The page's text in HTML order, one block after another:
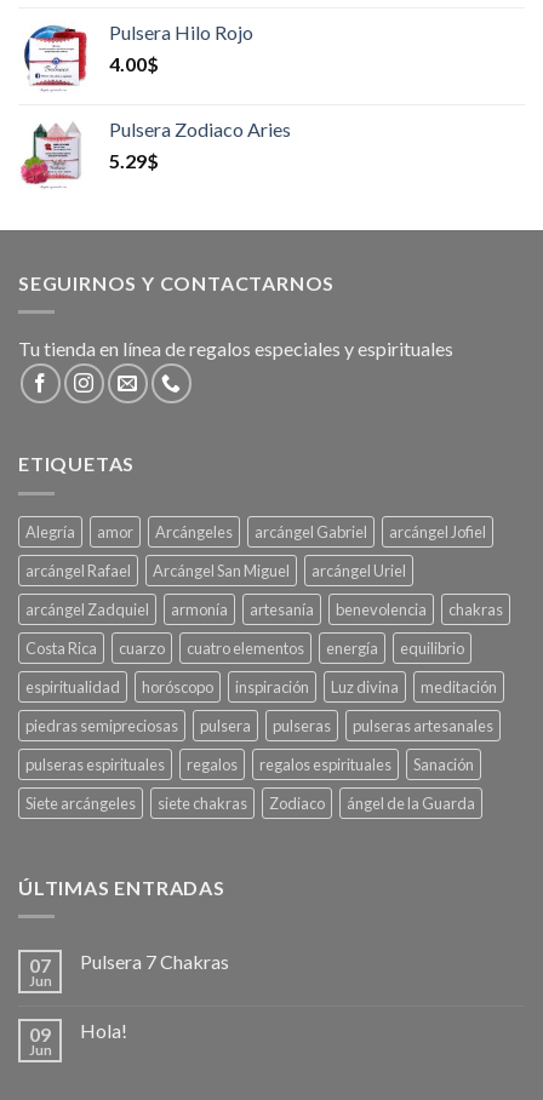
Pulsera Hilo Rojo
4.00$
Pulsera Zodiaco Aries
5.29$
SEGUIRNOS Y CONTACTARNOS
Tu tienda en línea de regalos especiales y espirituales
ETIQUETAS
Alegría amor Arcángeles arcángel Gabriel
arcángel Jofiel
arcángel Rafael
Arcángel San Miguel
arcángel Uriel
arcángel Zadquiel
armonía artesanía benevolencia
chakras
Costa Rica
cuarzo cuatro elementos energía
equilibrio
espiritualidad
horóscopo inspiración Luz divina
meditación
piedras semipreciosas
pulsera pulseras
pulseras artesanales
pulseras espirituales
regalos regalos espirituales
Sanación
Siete arcángeles
siete chakras Zodiaco ángel de la Guarda
ÚLTIMAS ENTRADAS
07
Jun
Pulsera 7 Chakras
09
Jun
Hola!